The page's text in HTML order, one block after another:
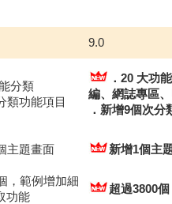
9.0
分類
類功能項目
．20 大功
編、網誌專區
．新增9個次分
主題畫面 新增1個主
，範例增加細
功能
超過3800